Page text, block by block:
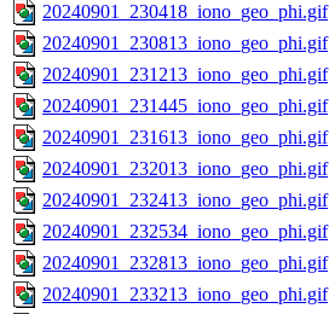
20240901_230418_iono_geo_phi.gif
20240901_230813_iono_geo_phi.gif
20240901_231213_iono_geo_phi.gif
20240901_231445_iono_geo_phi.gif
20240901_231613_iono_geo_phi.gif
20240901_232013_iono_geo_phi.gif
20240901_232413_iono_geo_phi.gif
20240901_232534_iono_geo_phi.gif
20240901_232813_iono_geo_phi.gif
20240901_233213_iono_geo_phi.gif